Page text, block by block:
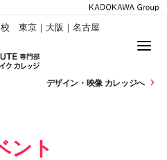
校 東京｜大阪｜名古屋
デザイン・ 映像 カレッジへ
ント